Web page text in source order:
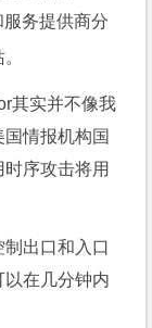
务提供商分
其实并不像我
情报机构国
序攻击将用
出口和入口
在几分钟内